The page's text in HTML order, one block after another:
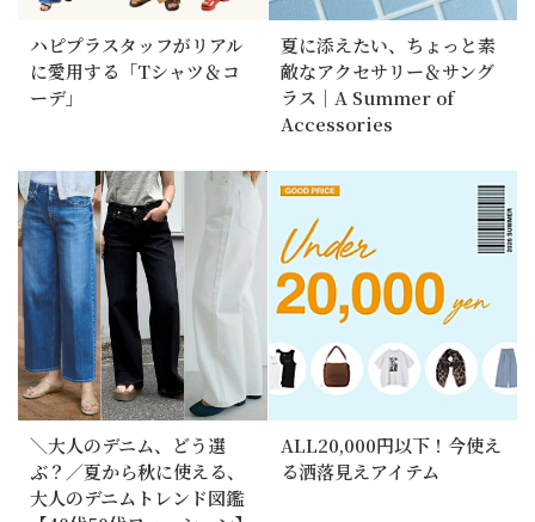
ハピプラスタッフがリアル
に愛用する「Tシャツ＆コ
ーデ」
夏に添えたい、ちょっと素
敵なアクセサリー＆サング
ラス｜A Summer of
Accessories
＼大人のデニム、どう選
ぶ？／夏から秋に使える、
大人のデニムトレンド図鑑
ALL20,000円以下！今使え
る洒落見えアイテム